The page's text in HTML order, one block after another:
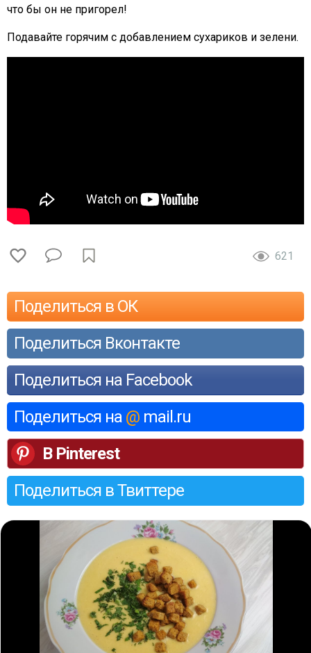
что бы он не пригорел!
Подавайте горячим с добавлением сухариков и зелени.
621
Поделиться в ОК
Поделиться Вконтакте
Поделиться на Facebook
Поделиться на @ mail.ru
В Pinterest
Поделиться в Твиттере